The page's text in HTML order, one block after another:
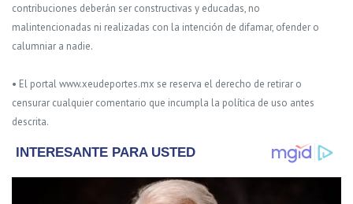
contribuciones deberán ser constructivas y educadas, no
malintencionadas ni realizadas con la intención de difamar, ofender o
calumniar a nadie.
• El portal www.xeudeportes.mx se reserva el derecho de retirar o
censurar cualquier comentario que incumpla la política de uso antes
descrita.